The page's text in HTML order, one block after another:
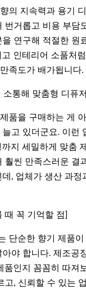
의 지속력과 용기
번거롭고 비용 부담
연구해 적절한 원
인테리어 소품처
족도가 배가됩니다.
통해 맞춤형 디퓨
품을 구매하는 게
고 있더군요. 이런
지 세밀하게 맞춤
훨씬 만족스러운 결
, 업체가 생산 과
때 꼭 기억할 점]
단순한 향기 제품
야 합니다. 제조공
인지 꼼꼼히 따져
고, 신뢰할 수 있는